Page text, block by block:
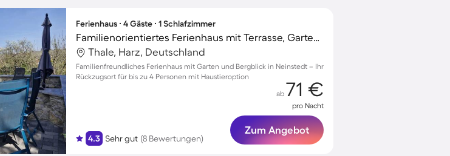
Ferienhaus ∙ 4 Gäste ∙ 1 Schlafzimmer
Familienorientiertes Ferienhaus mit Terrasse, Garten und Grill | Bergblick | Hunde erlaubt
Thale, Harz, Deutschland
Familienfreundliches Ferienhaus mit Garten und Bergblick in Neinstedt – Ihr
Rückzugsort für bis zu 4 Personen mit Haustieroption
4.3 Sehr gut (8 Bewertungen)
ab 71 €
pro Nacht
Zum Angebot